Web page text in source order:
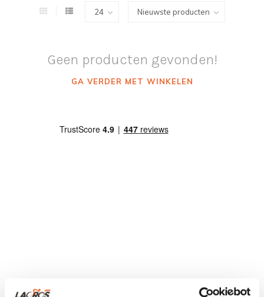
Geen producten gevonden!
GA VERDER MET WINKELEN